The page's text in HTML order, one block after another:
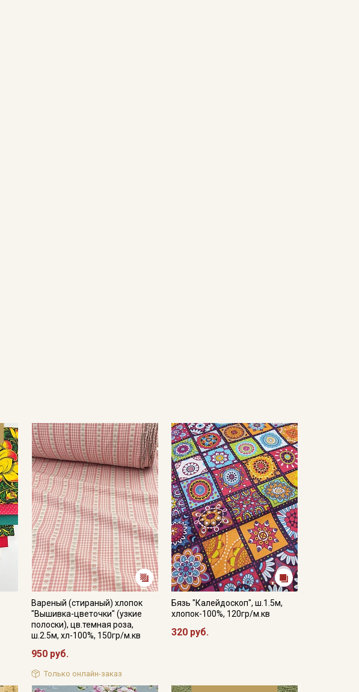
Вареный (стираный) хлопок
"Вышивка-цветочки" (узкие
полоски), цв.темная роза,
ш.2.5м, хл-100%, 150гр/м.кв
950 руб.
Только онлайн-заказ
Бязь "Калейдоскоп", ш.1.5м,
хлопок-100%, 120гр/м.кв
320 руб.